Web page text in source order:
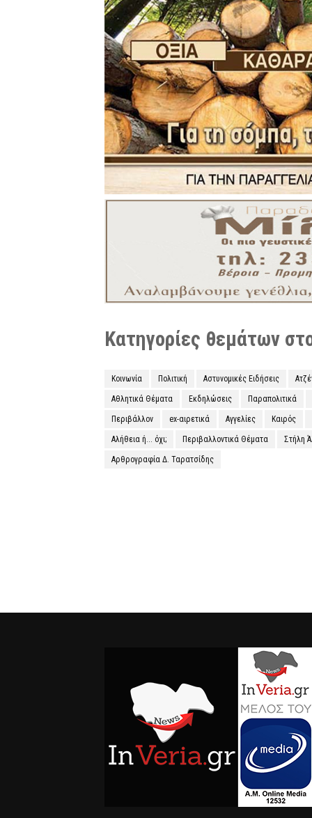
Κατηγορίες θεμάτων
Κοινωνία Πολιτική Αστυνομικές Ειδήσεις
Αθλητικά Θέματα Εκδηλώσεις Παραπολιτικά
Περιβάλλον ex-αιρετικά Αγγελίες Καιρός
Αλήθεια ή... όχι; Περιβαλλοντικά Θέματα Στήλη
Αρθρογραφία Δ. Ταρατσίδης